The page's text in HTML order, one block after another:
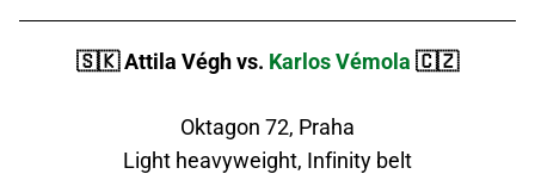
🇸🇰 Attila Végh vs. Karlos Vémola 🇨🇿
Oktagon 72, Praha
Light heavyweight, Infinity belt